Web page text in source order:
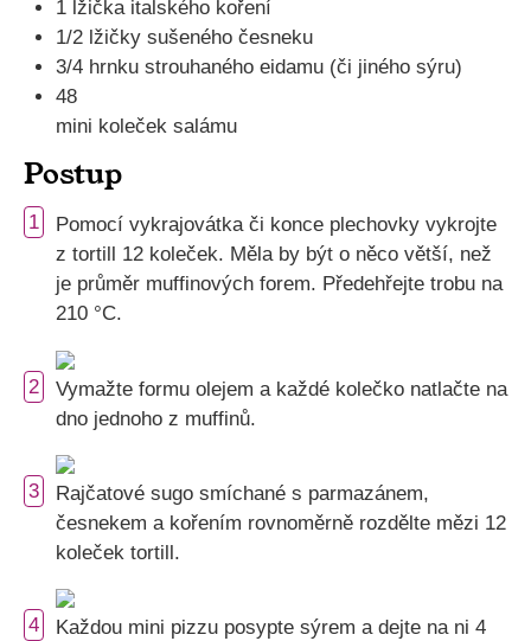
1 lžička italského koření
1/2 lžičky sušeného česneku
3/4 hrnku strouhaného eidamu (či jiného sýru)
48
mini koleček salámu
Postup
1
Pomocí vykrajovátka či konce plechovky vykrojte
z tortill 12 koleček. Měla by být o něco větší, než
je průměr muffinových forem. Předehřejte trobu na
210 °C.
2
Vymažte formu olejem a každé kolečko natlačte na
dno jednoho z muffinů.
3
Rajčatové sugo smíchané s parmazánem,
česnekem a kořením rovnoměrně rozdělte mězi 12
koleček tortill.
4
Každou mini pizzu posypte sýrem a dejte na ni 4